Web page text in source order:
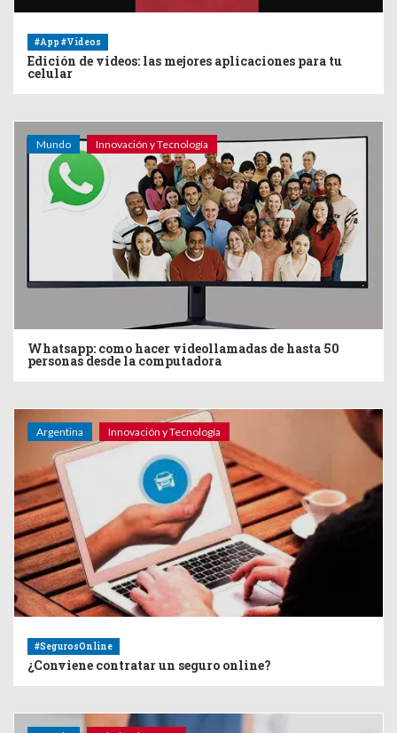
#App #Videos
Edición de videos: las mejores aplicaciones para tu
celular
Mundo Innovación y Tecnología
Whatsapp: como hacer videollamadas de hasta 50
personas desde la computadora
Argentina Innovación y Tecnología
#SegurosOnline
¿Conviene contratar un seguro online?